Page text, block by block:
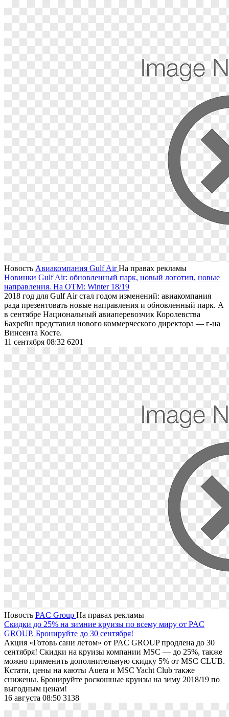
Новость Авиакомпания Gulf AirНа правах рекламы
Новинки Gulf Air: обновленный парк, новый логотип, новые
направления. На OTM: Winter 18/19
2018 год для Gulf Air стал годом изменений: авиакомпания
рада презентовать новые направления и обновленный парк. А
в сентябре Национальный авиаперевозчик Королевства
Бахрейн представил нового коммерческого директора — г-на
Винсента Косте.
11 сентября 08:32 6201
Новость PAC Group На правах рекламы
Скидки до 25% на зимние круизы по всему миру от PAC
GROUP. Бронируйте до 30 сентября!
Акция «Готовь сани летом» от PAC GROUP продлена до 30
сентября! Скидки на круизы компании MSC — до 25%, также
можно применить дополнительную скидку 5% от MSC CLUB.
Кстати, цены на каюты Auera и MSC Yacht Club также
снижены. Бронируйте роскошные круизы на зиму 2018/19 по
выгодным ценам!
16 августа 08:50 3138